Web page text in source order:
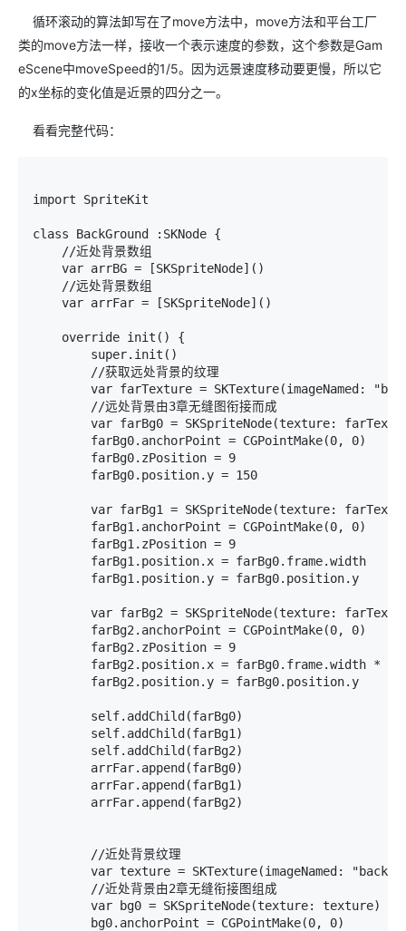
循环滚动的算法卸写在了move方法中，move方法和平台工厂
类的move方法一样，接收一个表示速度的参数，这个参数是Gam
eScene中moveSpeed的1/5。因为远景速度移动要更慢，所以它
的x坐标的变化值是近景的四分之一。
看看完整代码：
import SpriteKit
class BackGround :SKNode {
    //近处背景数组
    var arrBG = [SKSpriteNode]()
    //远处背景数组
    var arrFar = [SKSpriteNode]()
    override init() {
        super.init()
        //获取远处背景的纹理
var farTexture = SKTexture(imageNamed:
        //远处背景由3章无缝图衔接而成
var farBg0 = SKSpriteNode(texture:
        farBg0.anchorPoint = CGPointMake(0, 0)
        farBg0.zPosition = 9
        farBg0.position.y = 150
var farBg1 = SKSpriteNode(texture:
        farBg1.anchorPoint = CGPointMake(0, 0)
        farBg1.zPosition = 9
        farBg1.position.x = farBg0.frame.width
        farBg1.position.y = farBg0.position.y
var farBg2 = SKSpriteNode(texture:
        farBg2.anchorPoint = CGPointMake(0, 0)
        farBg2.zPosition = 9
        farBg2.position.x = farBg0.frame.width * 2
        farBg2.position.y = farBg0.position.y
        self.addChild(farBg0)
        self.addChild(farBg1)
        self.addChild(farBg2)
        arrFar.append(farBg0)
        arrFar.append(farBg1)
        arrFar.append(farBg2)
        //近处背景纹理
var texture = SKTexture(imageNamed:
        //近处背景由2章无缝衔接图组成
        var bg0 = SKSpriteNode(texture: texture)
        bg0.anchorPoint = CGPointMake(0, 0)